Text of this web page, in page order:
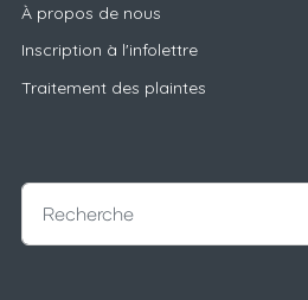
À propos de nous
Inscription à l'infolettre
Traitement des plaintes